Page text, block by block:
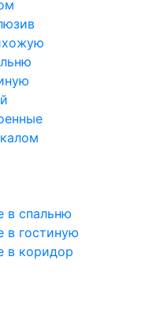
в спальню
гостиную
в коридор